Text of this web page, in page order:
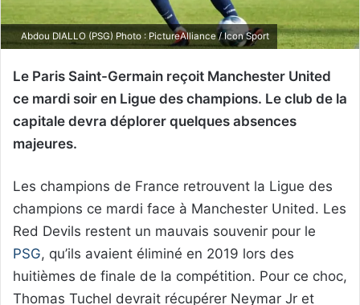
Abdou DIALLO (PSG) Photo : PictureAlliance / Icon Sport
Le Paris Saint-Germain reçoit Manchester United
ce mardi soir en Ligue des champions. Le club de la
capitale devra déplorer quelques absences
majeures.
Les champions de France retrouvent la Ligue des
champions ce mardi face à Manchester United. Les
Red Devils restent un mauvais souvenir pour le
PSG, qu’ils avaient éliminé en 2019 lors des
huitièmes de finale de la compétition. Pour ce choc,
Thomas Tuchel devrait récupérer Neymar Jr et